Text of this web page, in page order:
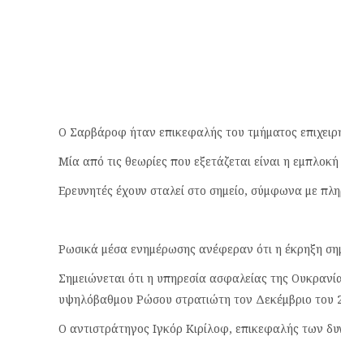
Ο Σαρβάροφ ήταν επικεφαλής του τμήματος
Μία από τις θεωρίες που εξετάζεται είναι η
Ερευνητές έχουν σταλεί στο σημείο, σύμφωνα με
Ρωσικά μέσα ενημέρωσης ανέφεραν ότι η έκρηξη
Σημειώνεται ότι η υπηρεσία ασφαλείας της
υψηλόβαθμου Ρώσου στρατιώτη τον Δεκέμβριο του
Ο αντιστράτηγος Ιγκόρ Κιρίλοφ, επικεφαλής των